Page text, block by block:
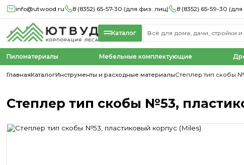
info@utwood.ru 8 (8352) 65-57-30 (для физ. лиц) 8 (8352) 65-59-30
Каталог
Пиломатериалы Мебельные комплектующие
ГлавнаяКаталогИнструменты и расходные материалыСтеплер тип скобы
Степлер тип скобы №53,